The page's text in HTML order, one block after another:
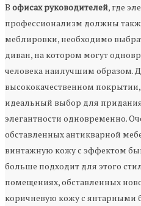
В офисах руководителей, где
профессионализм должны
меблировки, необходимо
диван, на котором могут
человека наилучшим образом.
высококачественном
идеальный выбор для
элегантности одновременно.
обставленных антикварной
винтажную кожу с эффектом
больше подходит для этого
помещениях, обставленных
коричневую кожу с янтарными